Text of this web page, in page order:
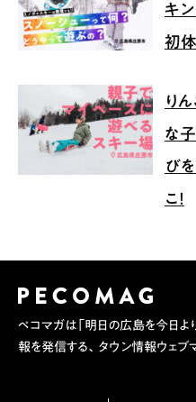
キン
初体
り
な
び
こ！
ペコマガは「明日の広島を今日よ
報を発信する、タウン情報ウェブ